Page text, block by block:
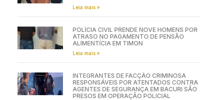
Leia mais »
POLÍCIA CIVIL PRENDE NOVE HOMENS POR
ATRASO NO PAGAMENTO DE PENSÃO
ALIMENTÍCIA EM TIMON
Leia mais »
INTEGRANTES DE FACÇÃO CRIMINOSA
RESPONSÁVEIS POR ATENTADOS CONTRA
AGENTES DE SEGURANÇA EM BACURI SÃO
PRESOS EM OPERAÇÃO POLICIAL